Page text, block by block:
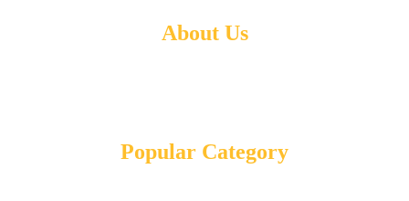
About Us
Popular Category